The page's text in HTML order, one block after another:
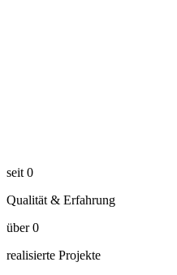
seit 0
Qualität & Erfahrung
über 0
realisierte Projekte